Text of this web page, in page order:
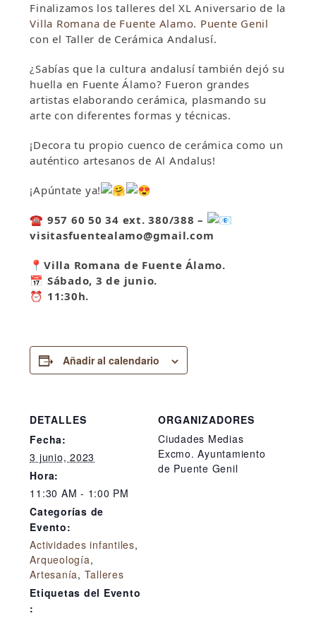
Finalizamos los talleres del XL Aniversario de la
Villa Romana de Fuente Alamo. Puente Genil
con el Taller de Cerámica Andalusí.
¿Sabías que la cultura andalusí también dejó su
huella en Fuente Álamo? Fueron grandes
artistas elaborando cerámica, plasmando su
arte con diferentes formas y técnicas.
¡Decora tu propio cuenco de cerámica como un
auténtico artesanos de Al Andalus!
¡Apúntate ya!
☎️ 957 60 50 34 ext. 380/388 –
visitasfuentealamo@gmail.com
📍Villa Romana de Fuente Álamo.
📅 Sábado, 3 de junio.
⏰ 11:30h.
Añadir al calendario
DETALLES
Fecha:
3 junio, 2023
Hora:
11:30 AM - 1:00 PM
Categorías de
Evento:
Actividades infantiles,
Arqueología,
Artesanía, Talleres
Etiquetas del Evento
:
ORGANIZADORES
Ciudades Medias
Excmo. Ayuntamiento
de Puente Genil